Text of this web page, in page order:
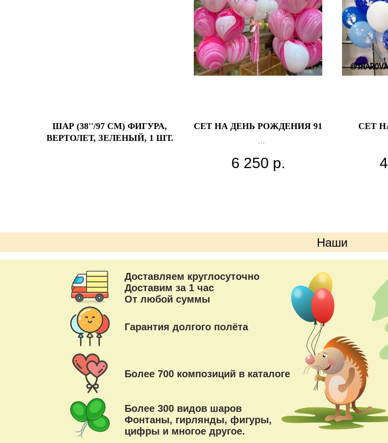
ШАР (38''/97 СМ) ФИГУРА,
ВЕРТОЛЕТ, ЗЕЛЕНЫЙ, 1 ШТ.
СЕТ НА ДЕНЬ РОЖДЕНИЯ 91
Цвета шаров и состав можно поменять
6 250 р.
СЕТ
15
Наши
преимущества
Доставляем круглосуточно
Доставим за 1 час
От любой суммы
Гарантия долгого полёта
Более 700 композиций в каталоге
Более 300 видов шаров
Фонтаны, гирлянды, фигуры,
цифры и многое другое.